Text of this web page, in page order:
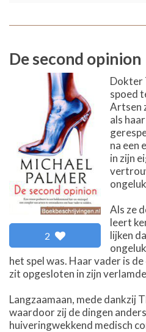
De second opinion
2
Dokter
spoed
Artsen
als
na een
in zijn
Als ze
leert
lijken
het spel was. Haar vader is
zit opgesloten in zijn
Langzaamaan, mede dankzij
waardoor zij de dingen
huiveringwekkend medisch